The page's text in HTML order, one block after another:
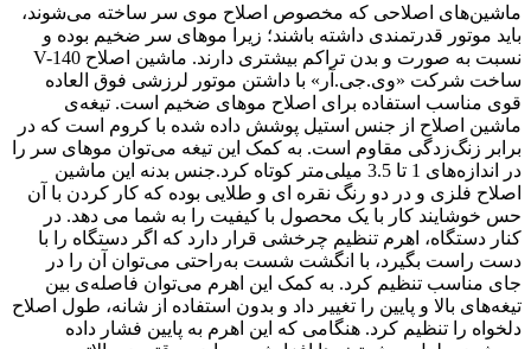
ماشین‌های اصلاحی که مخصوص اصلاح موی سر ساخته می‌شوند،
باید موتور قدرتمندی داشته باشند؛ زیرا موهای سر ضخیم بوده و
نسبت به صورت و بدن تراکم بیشتری دارند. ماشین اصلاح V-140
ساخت شرکت «وی.جی.آر» با داشتن موتور لرزشی فوق العاده
قوی مناسب استفاده برای اصلاح موهای ضخیم است. تیغه‌ی
ماشین اصلاح از جنس استیل پوشش داده شده با کروم است که در
برابر زنگ‌زدگی مقاوم است. به کمک این تیغه می‌توان موهای سر را
در اندازه‌های 1 تا 3.5 میلی‌متر کوتاه کرد.جنس بدنه این ماشین
اصلاح فلزی و در دو رنگ نقره ای و طلایی بوده که کار کردن با آن
حس خوشایند کار با یک محصول با کیفیت را به شما می دهد. در
کنار دستگاه، اهرم تنظیم چرخشی قرار دارد که اگر دستگاه را با
دست راست بگیرد، با انگشت شست به‌راحتی می‌توان آن را در
جای مناسب تنظیم کرد. به کمک این اهرم می‌توان فاصله‌ی بین
تیغه‌های بالا و پایین را تغییر داد و بدون استفاده از شانه، طول اصلاح
دلخواه را تنظیم کرد. هنگامی که این اهرم به پایین فشار داده